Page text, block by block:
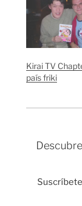
Kirai TV
país friki